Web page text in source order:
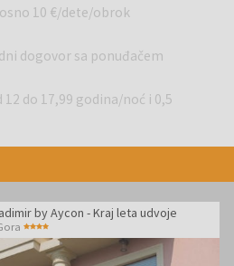
10 €/dete/obrok
dogovor sa ponuđačem
do 17,99 godina/noć i 0,5
by Aycon - Kraj leta udvoje